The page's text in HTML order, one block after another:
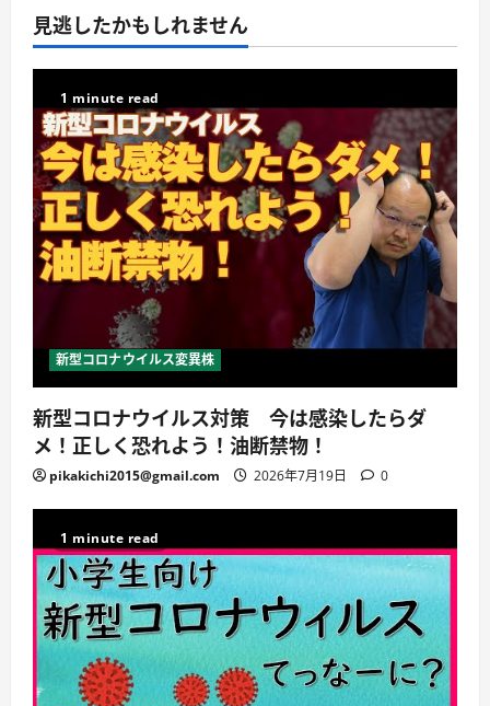
見逃したかもしれません
1 minute read
新型コロナウイルス変異株
新型コロナウイルス対策 今は感染したらダ
メ！正しく恐れよう！油断禁物！
pikakichi2015@gmail.com 2026年7月19日 0
1 minute read